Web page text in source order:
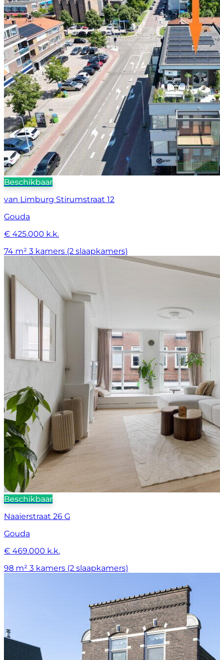
Beschikbaar
van Limburg Stirumstraat 12
Gouda
€ 425.000 k.k.
74 m² 3 kamers (2 slaapkamers)
Beschikbaar
Naaierstraat 26 G
Gouda
€ 469.000 k.k.
98 m² 3 kamers (2 slaapkamers)